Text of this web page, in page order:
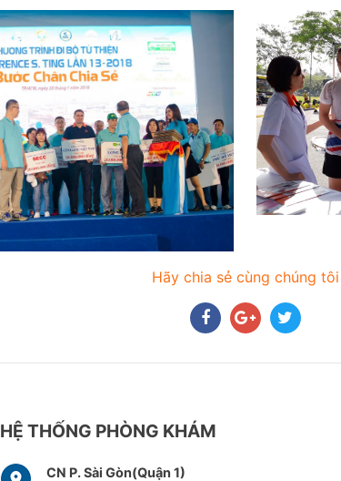
Hãy chia sẻ cùng chúng tôi
HỆ THỐNG PHÒNG KHÁM
CN P. Sài Gòn(Quận 1)